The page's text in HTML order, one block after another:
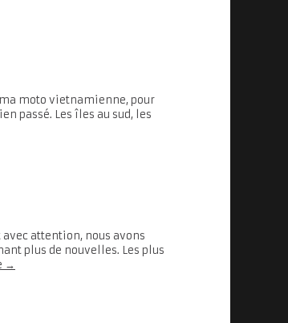
moto vietnamienne, pour
passé. Les îles au sud, les
attention, nous avons
plus de nouvelles. Les plus
→